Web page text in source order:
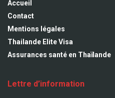
Accueil
Contact
Mentions légales
Thailande Elite Visa
Assurances santé en Thaïlande
Lettre d’information